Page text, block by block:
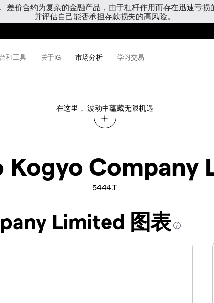
差价合约为复杂的金融产品，由于杠杆作用而存在迅速亏
并评估自己能否承担存款损失的高风险。
和工具 关于IG 市场分析 学习交易
在这里， 波动中蕴藏无限机遇
Kogyo Company
5444.T
Limited 图表